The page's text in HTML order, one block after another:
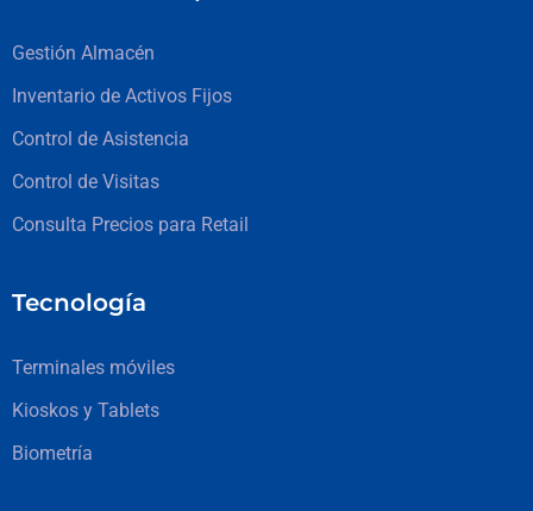
Gestión Almacén
Inventario de Activos Fijos
Control de Asistencia
Control de Visitas
Consulta Precios para Retail
Tecnología
Terminales móviles
Kioskos y Tablets
Biometría